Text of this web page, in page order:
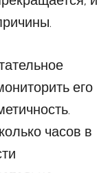
его
часов в